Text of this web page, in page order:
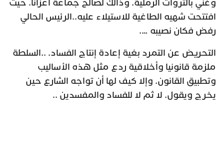
وغني بالثروات الرملية. وذالك لصالح جماعة اعزانا. حيث
افتتحت شهيه الطاغية للاستيلاء عليه..الرئيس الحالي
رفض فكان نصيبه ….
التحريض عن التمرد بغية إعادة إنتاج الفساد. ..السلطة
ملزمة قانونيا وأخلاقية ردع مثل هذه الأساليب
وتطبيق القانون. وإلا كيف لها أن تواجه الشارع حين
يخرج ويقول. لا ثم لا للفساد والمفسدين ..